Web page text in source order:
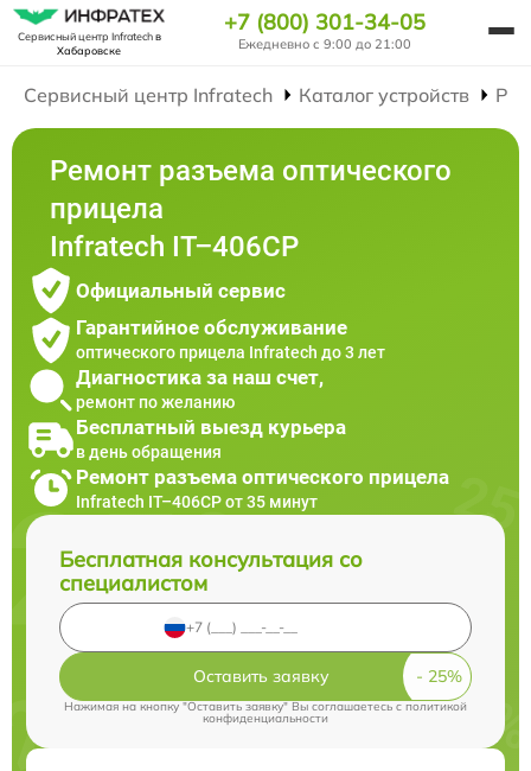
Сервисный центр Infratechв
Хабаровске
+7 (800) 301-34-05
Ежедневно с 9:00 до 21:00
Сервисный центр Infratech Каталог устройств
Ремонт разъема оптического
прицела
Infratech IT–406СP
Официальный сервис
Гарантийное обслуживание
оптического прицела Infratech до 3 лет
Диагностика за наш счет,
ремонт по желанию
Бесплатный выезд курьера
в день обращения
Ремонт разъема оптического прицела
Infratech IT–406СP от 35 минут
Бесплатная консультация со
специалистом
Оставить заявку
Нажимая на кнопку "Оставить заявку" Вы соглашаетесь cполитикой
конфиденциальности